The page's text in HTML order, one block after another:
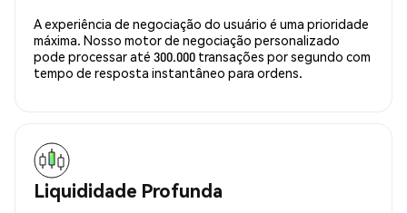
A experiência de negociação do usuário é uma prioridade
máxima. Nosso motor de negociação personalizado
pode processar até 300.000 transações por segundo com
tempo de resposta instantâneo para ordens.
Liquididade Profunda